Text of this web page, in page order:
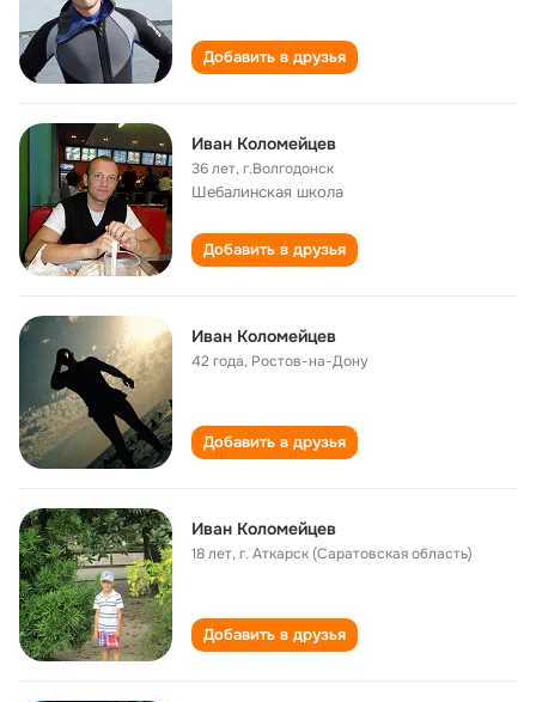
Добавить в друзья
Иван Коломейцев
36 лет,г.Волгодонск
Шебалинская школа
Добавить в друзья
Иван Коломейцев
42 года, Ростов-на-Дону
Добавить в друзья
Иван Коломейцев
18 лет,г. Аткарск (Саратовская область)
Добавить в друзья